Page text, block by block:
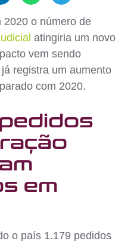
2020 o número de
atingiria um novo
vem sendo
registra um aumento
com 2020.
em
o país 1.179 pedidos